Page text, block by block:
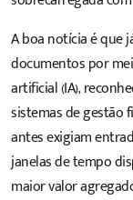
A boa notícia é que
documentos por
artificial (IA),
sistemas de gestão
antes exigiam
janelas de tempo
maior valor